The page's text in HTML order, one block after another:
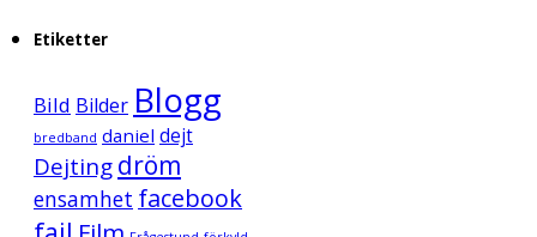
Etiketter
Bild Bilder Blogg
bredband daniel dejt
Dejtingdröm
ensamhet facebook